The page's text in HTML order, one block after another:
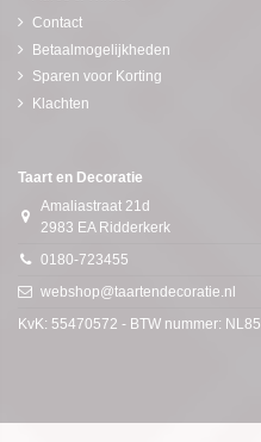
Contact
Betaalmogelijkheden
Sparen voor Korting
Klachten
Taart en Decoratie
Amaliastraat 21d
2983 EA Ridderkerk
0180-723455
webshop@taartendecoratie.nl
KvK: 55470572 - BTW nummer: